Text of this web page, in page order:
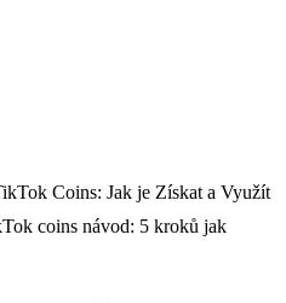
coins návod: 5 kroků jak